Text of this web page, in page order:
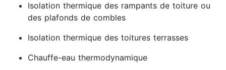
Isolation thermique des rampants de toiture ou
des plafonds de combles
Isolation thermique des toitures terrasses
Chauffe-eau thermodynamique